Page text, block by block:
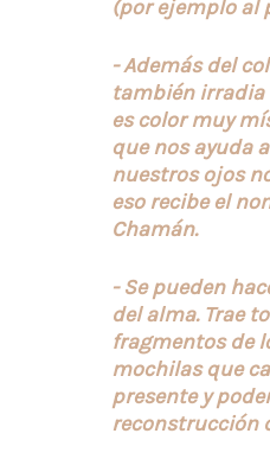
(por ejemplo al
- Además del
también irradia
es color muy
que nos ayuda
nuestros ojos
eso recibe el
Chamán.
- Se pueden
del alma. Trae
fragmentos de
mochilas que
presente y
reconstrucción